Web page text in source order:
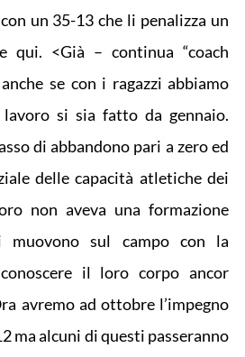
un 35-13 che li penalizza un
qui. <Già – continua “coach
se con i ragazzi abbiamo
si sia fatto da gennaio.
di abbandono pari a zero ed
delle capacità atletiche dei
non aveva una formazione
sul campo con la
il loro corpo ancor
avremo ad ottobre l’impegno
ma alcuni di questi passeranno